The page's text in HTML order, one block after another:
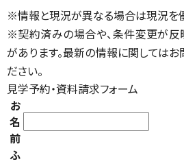
※情報と現況が異なる場合は現況を
※契約済みの場合や、条件変更が
があります。最新の情報に関してはお
ださい。
見学予約・資料請求フォーム
お
名
前
ふ